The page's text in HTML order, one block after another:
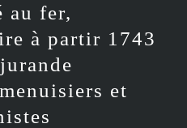
au fer,
à partir 1743
et